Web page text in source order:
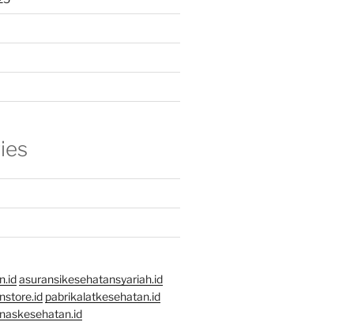
asuransikesehatansyariah.id
pabrikalatkesehatan.id